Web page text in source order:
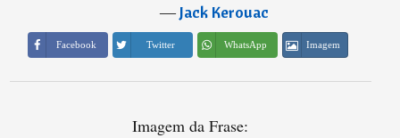
―Jack Kerouac
Facebook Twitter WhatsApp Imagem
Imagem da Frase: